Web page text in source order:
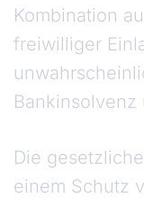
Kombination
freiwilliger
Bankinsolvenz
Die
einem Schutz